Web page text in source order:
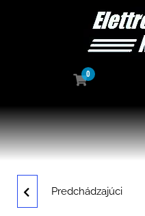
0
GC01
Predchádzajúci